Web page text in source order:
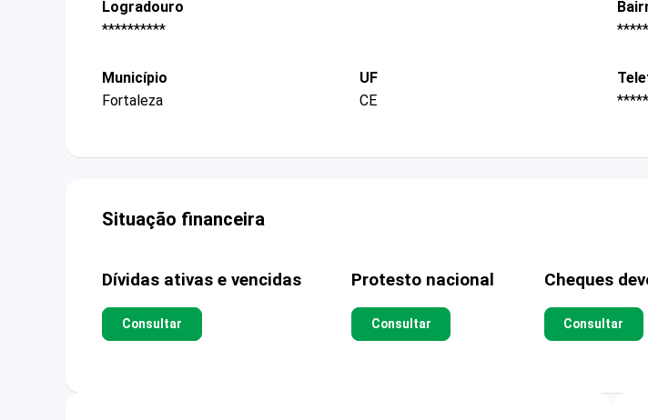
Logradouro
**********
Município
Fortaleza
UF
CE
Situação financeira
Dívidas ativas e vencidas
Consultar
Protesto nacional
Consultar
Cheques
Consultar